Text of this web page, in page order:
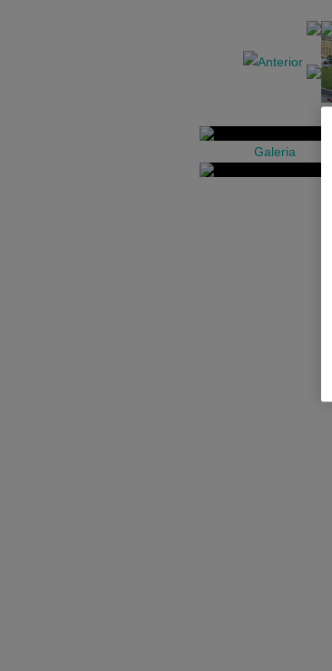
Galeria